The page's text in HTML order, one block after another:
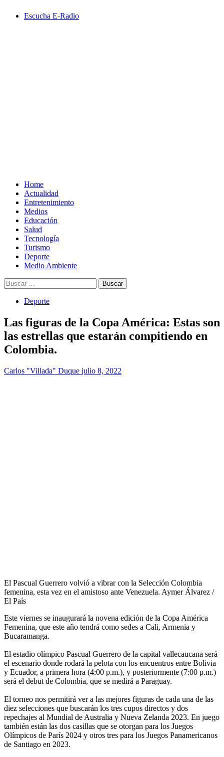
Escucha E-Radio
Home
Actualidad
Entretenimiento
Medios
Educación
Salud
Tecnología
Turismo
Deporte
Medio Ambiente
Buscar:
Deporte
Las figuras de la Copa América: Estas son
las estrellas que estarán compitiendo en
Colombia.
Carlos "Villada" Duque julio 8, 2022
El Pascual Guerrero volvió a vibrar con la Selección Colombia
femenina, esta vez en el amistoso ante Venezuela. Aymer Álvarez /
El País
Este viernes se inaugurará la novena edición de la Copa América
Femenina, que este año tendrá como sedes a Cali, Armenia y
Bucaramanga.
El estadio olímpico Pascual Guerrero de la capital vallecaucana será
el escenario donde rodará la pelota con los encuentros entre Bolivia
y Ecuador, a primera hora (4:00 p.m.), y posteriormente (7:00 p.m.)
será el debut de Colombia, que se medirá a Paraguay.
El torneo nos permitirá ver a las mejores figuras de cada una de las
diez selecciones que buscarán los tres cupos directos y dos
repechajes al Mundial de Australia y Nueva Zelanda 2023. En juego
también están las dos casillas que se otorgan para los Juegos
Olímpicos de París 2024 y otros tres para los Juegos Panamericanos
de Santiago en 2023.